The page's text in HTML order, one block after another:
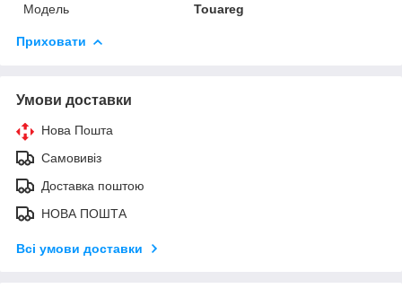
Мoдель
Touareg
Приховати
Умови доставки
Нова Пошта
Самовивіз
Доставка поштою
НОВА ПОШТА
Всі умови доставки